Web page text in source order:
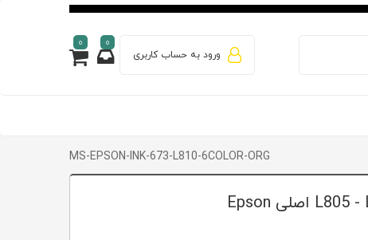
ورود به حساب کاربری
0
0
MS-EPSON-INK-673-L810-6COLOR-ORG